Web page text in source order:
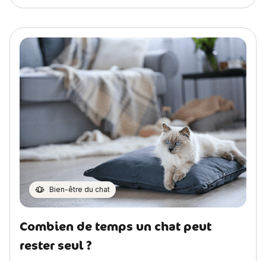
Bien-être du chat
Combien de temps un chat peut
rester seul ?